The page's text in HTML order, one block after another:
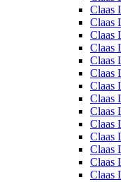
Claas
Claas
Claas
Claas
Claas
Claas
Claas
Claas
Claas
Claas
Claas
Claas
Claas
Claas